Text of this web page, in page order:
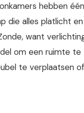
hebben
die alles platlicht
want
om een ruimte te
te verplaatsen